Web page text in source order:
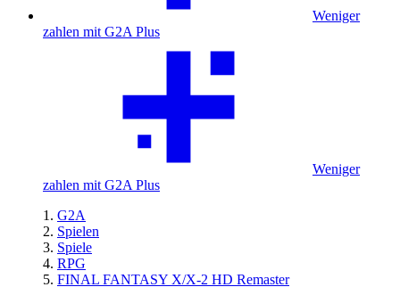
Weniger
zahlen mit G2A Plus
Weniger
zahlen mit G2A Plus
G2A
Spielen
Spiele
RPG
FINAL FANTASY X/X-2 HD Remaster